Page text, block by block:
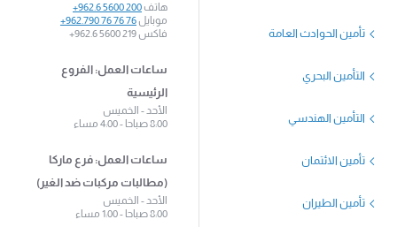
تأمين الحوادث العامة
التأمين البحري
التأمين الهندسي
تأمين الائتمان
تأمين الطيران
هاتف +962.6 5600 200
موبايل +962.790 76 76 76
فاكس +962.6 5600 219
ساعات العمل: الفروع
الرئيسية
الأحد - الخميس
8:00 صباحا - 4:00 مساء
ساعات العمل: فرع ماركا
(مطالبات مركبات ضد الغير)
الأحد - الخميس
8:00 صباحا - 1:00 مساء